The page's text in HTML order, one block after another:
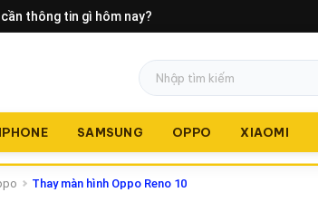
cần thông tin gì hôm nay?
IPHONE SAMSUNG OPPO XIAOMI
Thay màn hình Oppo Reno 10